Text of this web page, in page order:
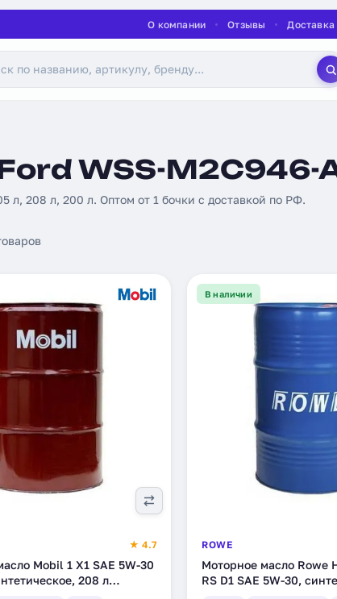
О компании Отзывы Доставка
WSS-M2C946-
л, 208 л, 200 л. Оптом от 1 бочки с доставкой по РФ.
★ 4.7
Mobil 1 X1 SAE 5W-30
208 л
В наличии
ROWE
Моторное масло Rowe
RS D1 SAE 5W-30,